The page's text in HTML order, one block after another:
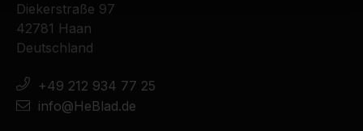
Diekerstraße 97
42781 Haan
Deutschland
+49 212 934 77 25
info@HeBlad.de